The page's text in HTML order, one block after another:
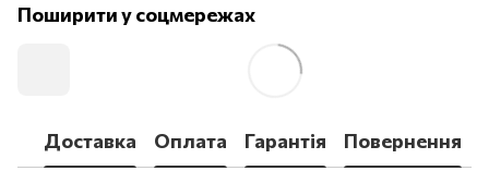
Поширити у соцмережах
Доставка Оплата Гарантія Повернення